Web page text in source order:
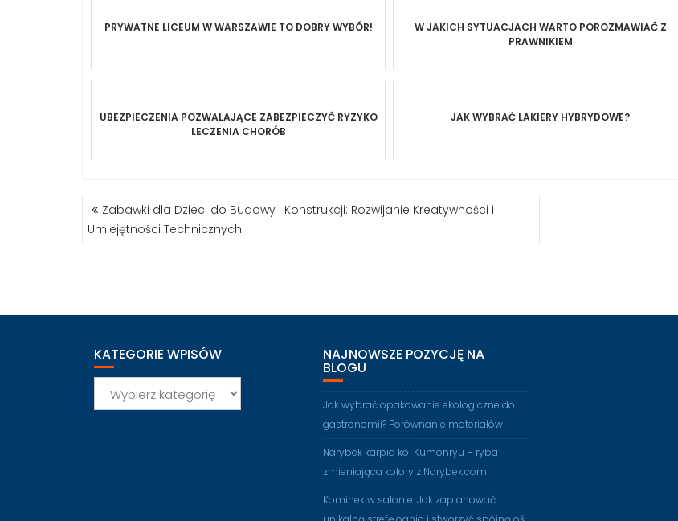
PRYWATNE LICEUM W WARSZAWIE TO DOBRY WYBÓR!
W JAKICH SYTUACJACH WARTO POROZMAWIAĆ Z
PRAWNIKIEM
UBEZPIECZENIA POZWALAJĄCE ZABEZPIECZYĆ RYZYKO
LECZENIA CHORÓB
JAK WYBRAĆ LAKIERY HYBRYDOWE?
NAWIGACJA
WPISU
Zabawki dla Dzieci do Budowy i Konstrukcji: Rozwijanie Kreatywności i
Umiejętności Technicznych
KATEGORIE WPISÓW
wpisów
NAJNOWSZE POZYCJĘ NA
BLOGU
Jak wybrać opakowanie ekologiczne do
gastronomii? Porównanie materiałów
Narybek karpia koi Kumonryu – ryba
zmieniająca kolory z Narybek.com
Kominek w salonie: Jak zaplanować